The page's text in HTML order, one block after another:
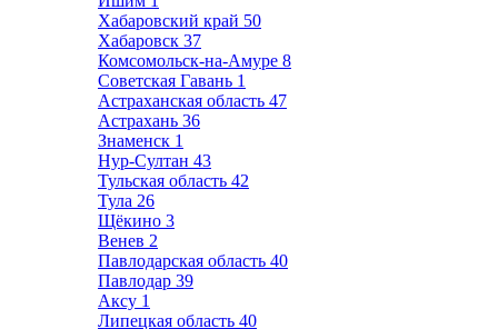
Хабаровский край 50
Хабаровск 37
Комсомольск-на-Амуре 8
Советская Гавань 1
Астраханская область 47
Астрахань 36
Знаменск 1
Нур-Султан 43
Тульская область 42
Тула 26
Щёкино 3
Венев 2
Павлодарская область 40
Павлодар 39
Аксу 1
Липецкая область 40